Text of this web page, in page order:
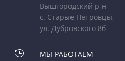
Вышгородский р-н
с. Старые Петровцы,
ул. Дубровского 8б

МЫ РАБОТАЕМ